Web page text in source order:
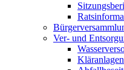
Ver- und
Kläranlagen